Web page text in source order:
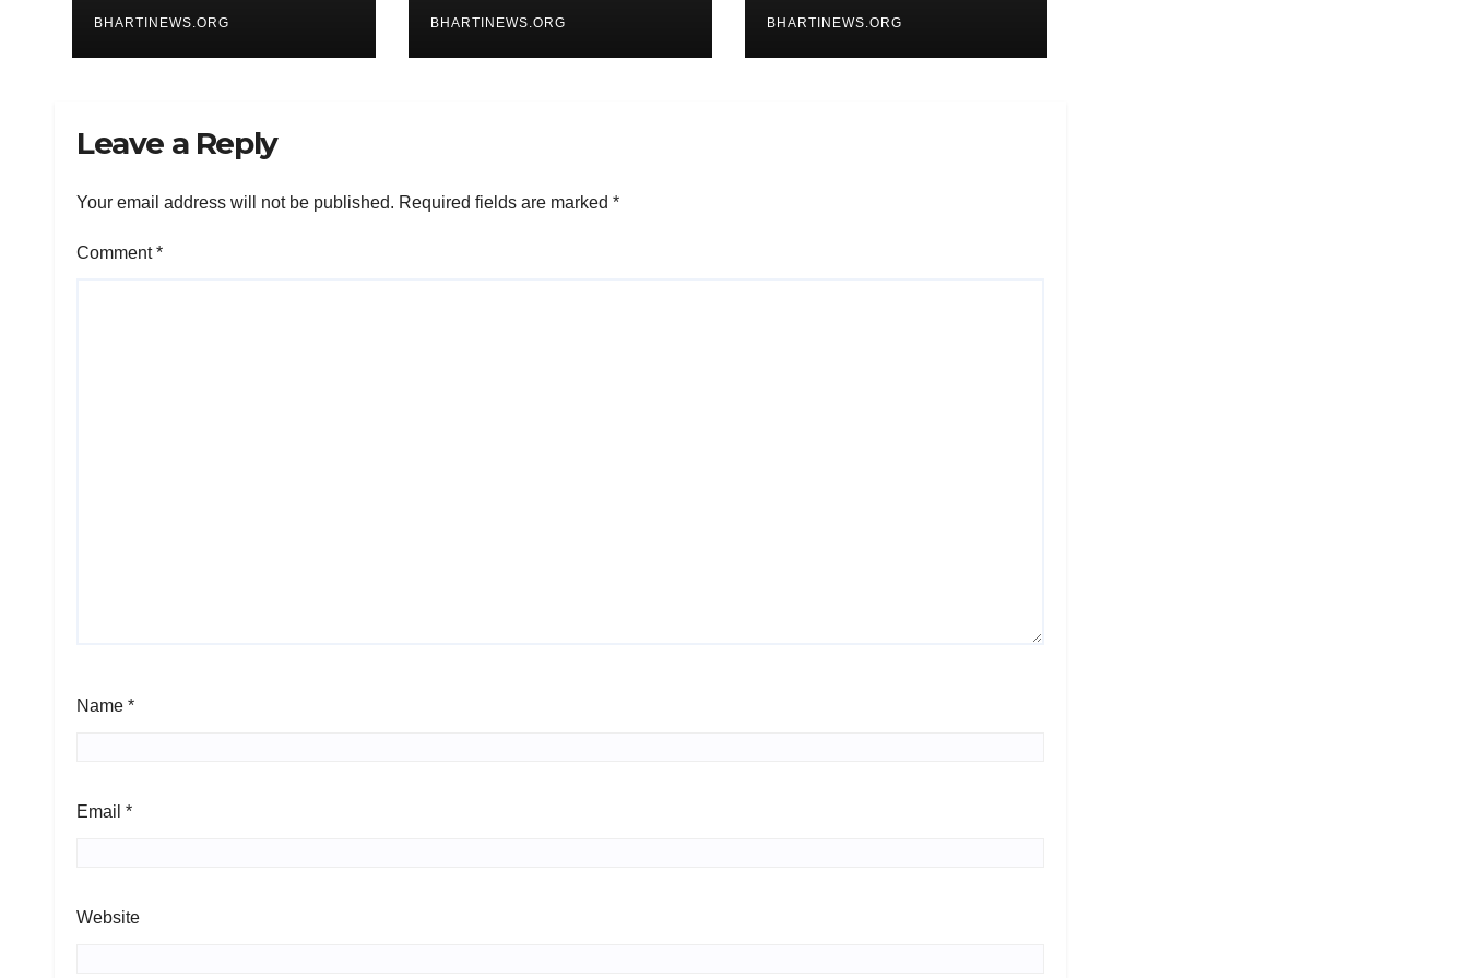
BHARTINEWS.ORG BHARTINEWS.ORG BHARTINEWS.ORG
Leave a Reply
Your email address will not be published. Required fields are marked *
Comment*
Name *
Email *
Website